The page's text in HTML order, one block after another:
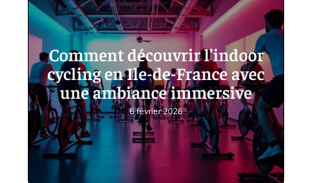
Comment découvrir l’indoor
cycling en Ile-de-France avec
une ambiance immersive
6 février 2026